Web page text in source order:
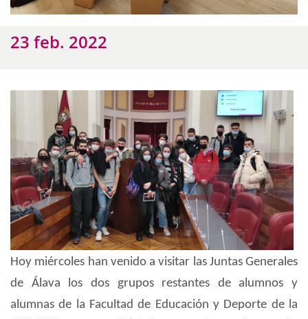
23 feb. 2022
Hoy miércoles han venido a visitar las Juntas Generales
de Álava los dos grupos restantes de alumnos y
alumnas de la Facultad de Educación y Deporte de la